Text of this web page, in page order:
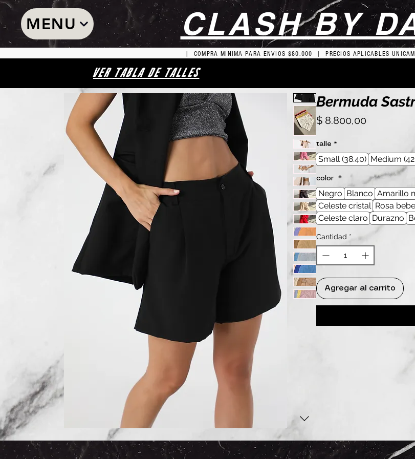
MENU CLASH BY
| COMPRA MINIMA PARA ENVIOS $80.000 | PRECIOS APLICABLES
VER TABLA DE TALLES
Bermuda
$ 8.800,00Precio
talle *
Small (38.40) Medium
color *
Negro Blanco Amarillo
Celeste cristal Rosa bebe
Celeste claro Durazno
Cantidad *
Agregar al carrito